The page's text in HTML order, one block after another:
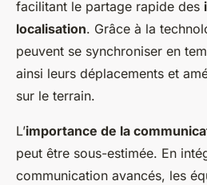
facilitant le partage rapide des
localisation. Grâce à la
peuvent se synchroniser en
ainsi leurs déplacements et
sur le terrain.
L’importance de la
peut être sous-estimée. En
communication avancés, les